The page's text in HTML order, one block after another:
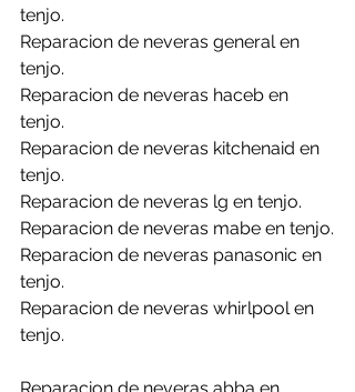
tenjo.
Reparacion de neveras general en
tenjo.
Reparacion de neveras haceb en
tenjo.
Reparacion de neveras kitchenaid en
tenjo.
Reparacion de neveras lg en tenjo.
Reparacion de neveras mabe en tenjo.
Reparacion de neveras panasonic en
tenjo.
Reparacion de neveras whirlpool en
tenjo.